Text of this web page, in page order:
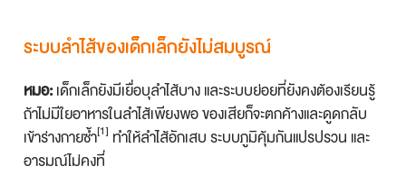
ระบบลำไส้ของเด็กเล็กยังไม่สมบูรณ์
หมอ:เด็กเล็กยังมีเยื่อบุลำไส้บาง และระบบย่อยที่ยังคงต้องเรียนรู้
ถ้าไม่มีใยอาหารในลำไส้เพียงพอ ของเสียก็จะตกค้างและดูดกลับ
เข้าร่างกายซ้ำ[1] ทำให้ลำไส้อักเสบ ระบบภูมิคุ้มกันแปรปรวน และ
อารมณ์ไม่คงที่